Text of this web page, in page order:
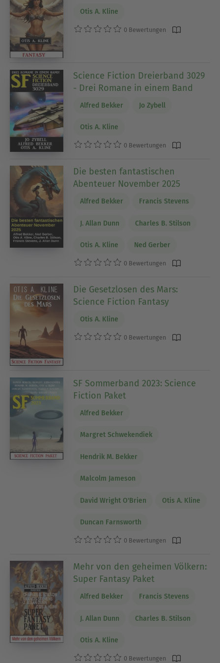
Otis A. Kline
0 Bewertungen
Science Fiction Dreierband 3029
- Drei Romane in einem Band
Alfred Bekker Jo Zybell
Otis A. Kline
0 Bewertungen
Die besten fantastischen
Abenteuer November 2025
Alfred Bekker Francis Stevens
J. Allan Dunn Charles B. Stilson
Otis A. Kline Ned Gerber
0 Bewertungen
Die Gesetzlosen des Mars:
Science Fiction Fantasy
Otis A. Kline
0 Bewertungen
SF Sommerband 2023: Science
Fiction Paket
Alfred Bekker
Margret Schwekendiek
Hendrik M. Bekker
Malcolm Jameson
David Wright O'Brien Otis A. Kline
Duncan Farnsworth
0 Bewertungen
Mehr von den geheimen Völkern:
Super Fantasy Paket
Alfred Bekker Francis Stevens
J. Allan Dunn Charles B. Stilson
Otis A. Kline
0 Bewertungen